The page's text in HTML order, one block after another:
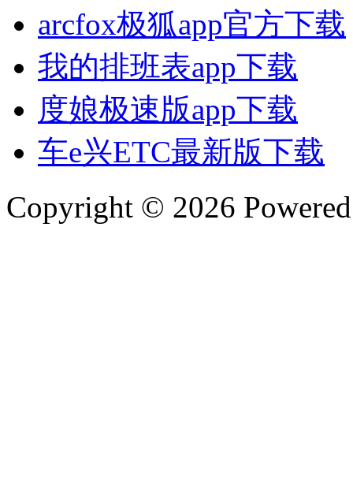
arcfox极狐app官方下载
我的排班表app下载
度娘极速版app下载
车e兴ETC最新版下载
Copyright © 2026